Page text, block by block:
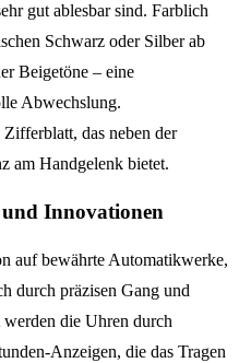
gut ablesbar sind. Farblich
Schwarz oder Silber ab
Beigetöne – eine
Abwechslung.
das neben der
am Handgelenk bietet.
und Innovationen
auf bewährte Automatikwerke,
durch präzisen Gang und
die Uhren durch
Anzeigen, die das Tragen